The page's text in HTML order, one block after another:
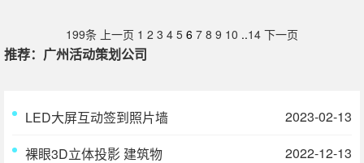
199条 上一页 1 2 3 4 5 6 7 8 9 10 ..14 下一页
推荐：广州活动策划公司
LED大屏互动签到照片墙
2023-02-13
裸眼3D立体投影 建筑物
2022-12-13